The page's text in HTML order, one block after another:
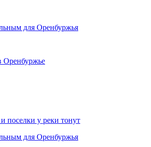
для Оренбуржья
Оренбуржье
поселки у реки тонут
для Оренбуржья